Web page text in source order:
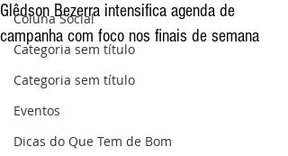
Coluna Social
Categoria sem título
Categoria sem título
Eventos
Dicas do Que Tem de Bom
Glêdson Bezerra intensifica agenda de
campanha com foco nos finais de semana